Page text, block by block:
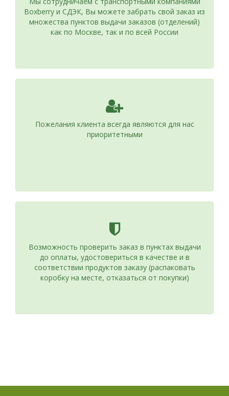
Boxberry и СДЭК, Вы можете забрать свой заказ из
множества пунктов выдачи заказов (отделений)
как по Москве, так и по всей России
Пожелания клиента всегда являются для нас
приоритетными
Возможность проверить заказ в пунктах выдачи
до оплаты, удостовериться в качестве и в
соответствии продуктов заказу (распаковать
коробку на месте, отказаться от покупки)